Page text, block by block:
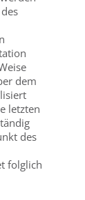
dem
letzten
des
folglich